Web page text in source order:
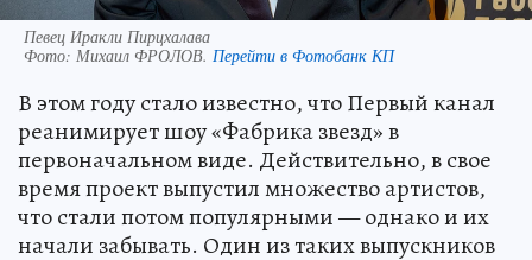
Певец Иракли Пирцхалава
Фото: Михаил ФРОЛОВ. Перейти в Фотобанк КП
В этом году стало известно, что Первый канал
реанимирует шоу «Фабрика звезд» в
первоначальном виде. Действительно, в свое
время проект выпустил множество артистов,
что стали потом популярными — однако и их
начали забывать. Один из таких выпускников